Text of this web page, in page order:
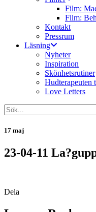
Film:
Film:
Kontakt
Pressrum
Läsning
Nyheter
Inspiration
Skönhetsrutiner
Hudterapeuten
Love Letters
17 maj
23-04-11
Dela